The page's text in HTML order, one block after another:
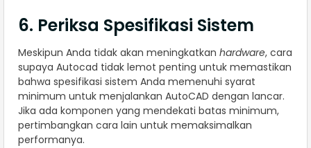
6. Periksa Spesifikasi Sistem
Meskipun Anda tidak akan meningkatkan hardware, cara
supaya Autocad tidak lemot penting untuk memastikan
bahwa spesifikasi sistem Anda memenuhi syarat
minimum untuk menjalankan AutoCAD dengan lancar.
Jika ada komponen yang mendekati batas minimum,
pertimbangkan cara lain untuk memaksimalkan
performanya.